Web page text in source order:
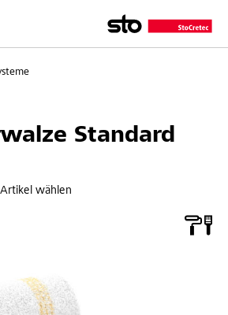
Standard
wählen